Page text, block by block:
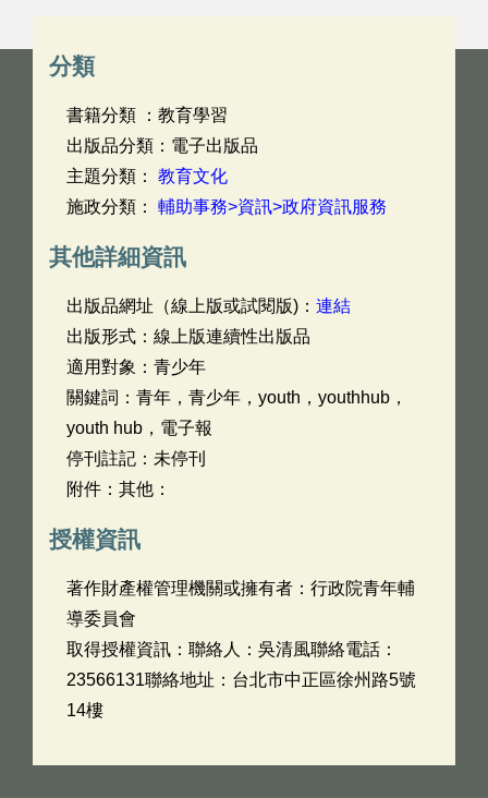
分類
書籍分類 ：教育學習
出版品分類：電子出版品
主題分類： 教育文化
施政分類： 輔助事務>資訊>政府資訊服務
其他詳細資訊
出版品網址（線上版或試閱版)： 連結
出版形式：線上版連續性出版品
適用對象：青少年
關鍵詞：青年，青少年，youth，youthhub，
youth hub，電子報
停刊註記：未停刊
附件：其他：
授權資訊
著作財產權管理機關或擁有者：行政院青年輔
導委員會
取得授權資訊：聯絡人：吳清風聯絡電話：
23566131聯絡地址：台北市中正區徐州路5號
14樓